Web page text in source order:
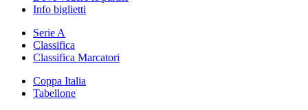
Info biglietti
Serie A
Classifica
Classifica Marcatori
Coppa Italia
Tabellone